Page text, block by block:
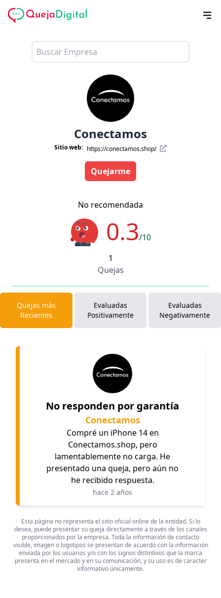
Conectamos
Sitio web: https://conectamos.shop/
Quejarme
No recomendada
0.3/10
1
Quejas
Quejas más
Recientes
Evaluadas
Positivamente
Evaluadas
Negativamente
No responden por garantía
Conectamos
Compré un iPhone 14 en
Conectamos.shop, pero
lamentablemente no carga. He
presentado una queja, pero aún no
he recibido respuesta.
hace 2 años
Esta página no representa el sitio oficial online de la entidad. Si lo
desea, puede presentar su queja directamente a través de los canales
proporcionados por la empresa. Toda la información de contacto
visible, imagen o logotipos se presentan de acuerdo con la información
enviada por los usuarios y/o con los signos distintivos que la marca
presenta en el mercado y en su comunicación, y su uso es de caracter
informativo únicamente.